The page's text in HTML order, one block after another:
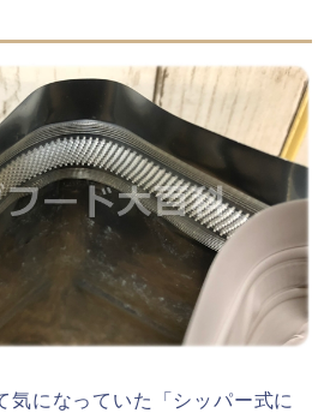
気になっていた「シッパー式に